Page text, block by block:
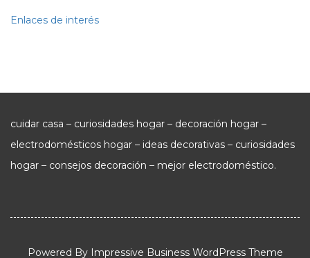
Enlaces de interés
cuidar casa – curiosidades hogar – decoración hogar –
electrodomésticos hogar – ideas decorativas – curiosidades
hogar – consejos decoración – mejor electrodoméstico.
Powered By Impressive Business WordPress Theme